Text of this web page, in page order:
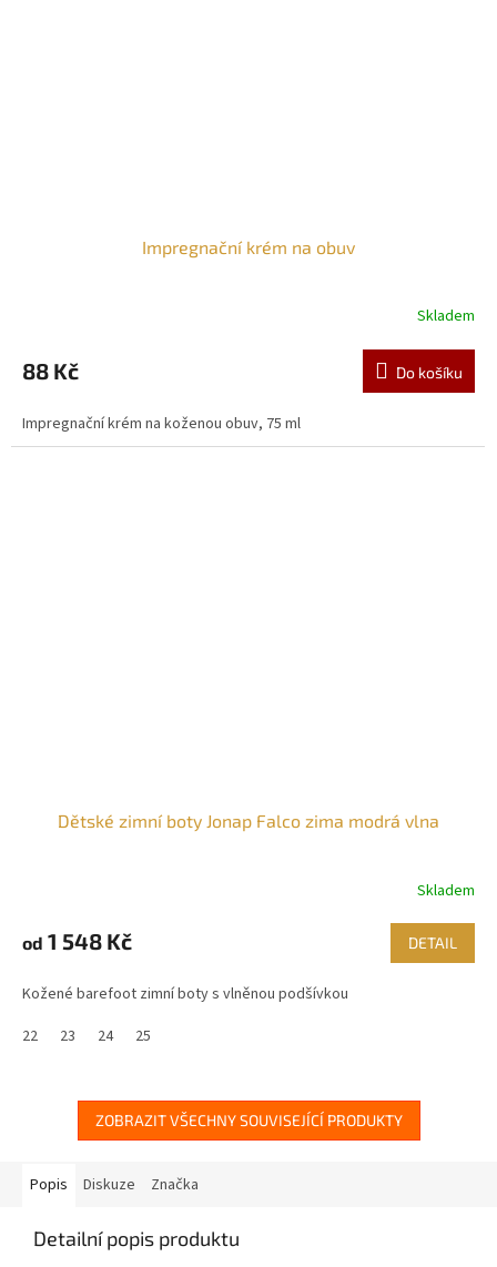
Impregnační krém na obuv
Skladem
88 Kč Do košíku
Impregnační krém na koženou obuv, 75 ml
Dětské zimní boty Jonap Falco zima modrá vlna
Skladem
od 1 548 Kč DETAIL
Kožené barefoot zimní boty s vlněnou podšívkou
22
23 24 25
ZOBRAZIT VŠECHNY SOUVISEJÍCÍ PRODUKTY
Popis Diskuze Značka
Detailní popis produktu